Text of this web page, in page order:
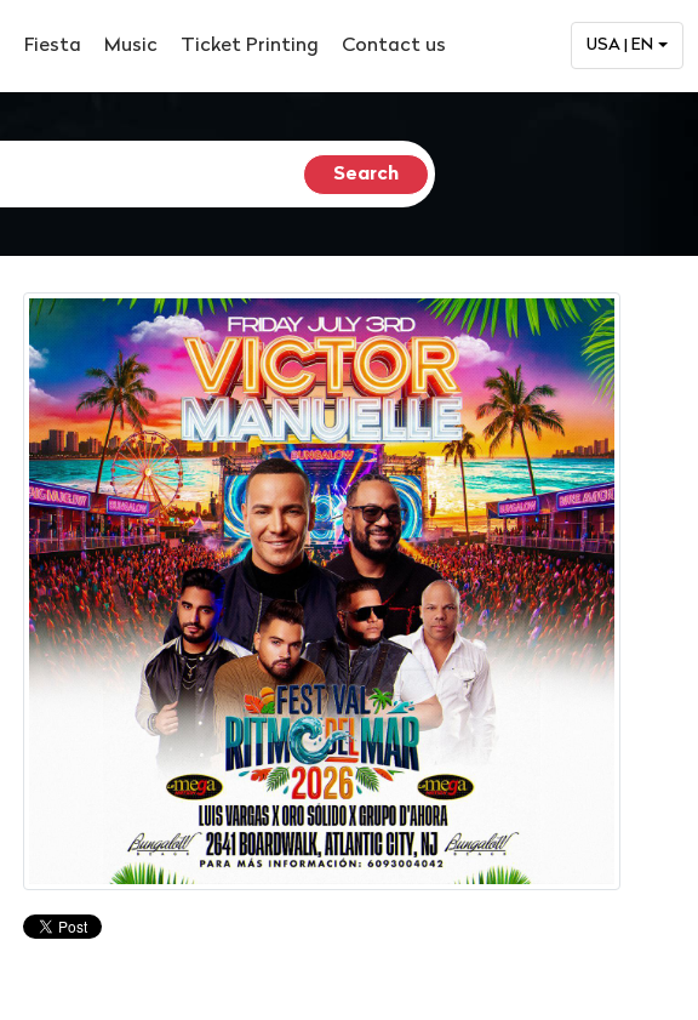
Fiesta Music Ticket Printing Contact us USA | EN